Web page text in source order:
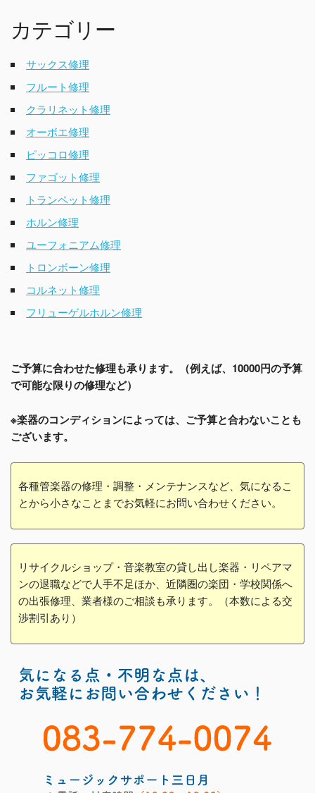
カテゴリー
サックス修理
フルート修理
クラリネット修理
オーボエ修理
ピッコロ修理
ファゴット修理
トランペット修理
ホルン修理
ユーフォニアム修理
トロンボーン修理
コルネット修理
フリューゲルホルン修理
ご予算に合わせた修理も承ります。（例えば、10000円の予算
で可能な限りの修理など）
※楽器のコンディションによっては、ご予算と合わないことも
ございます。
各種管楽器の修理・調整・メンテナンスなど、気になるこ
とから小さなことまでお気軽にお問い合わせください。
リサイクルショップ・音楽教室の貸し出し楽器・リペアマ
ンの退職などで人手不足ほか、近隣圏の楽団・学校関係へ
の出張修理、業者様のご相談も承ります。（本数による交
渉割引あり）